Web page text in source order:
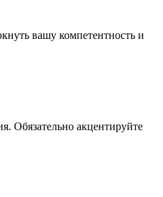
вашу компетентность и
Обязательно акцентируйте